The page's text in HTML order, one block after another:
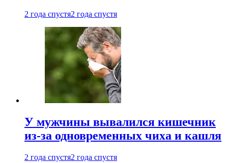
2 года спустя2 года спустя
У мужчины вывалился кишечник
из-за одновременных чиха и кашля
2 года спустя2 года спустя